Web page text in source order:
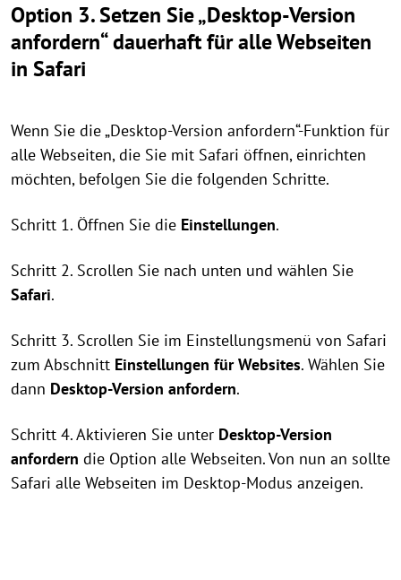
Option 3. Setzen Sie „Desktop-Version
anfordern“ dauerhaft für alle Webseiten
in Safari
Wenn Sie die „Desktop-Version anfordern“-Funktion für
alle Webseiten, die Sie mit Safari öffnen, einrichten
möchten, befolgen Sie die folgenden Schritte.
Schritt 1. Öffnen Sie die Einstellungen.
Schritt 2. Scrollen Sie nach unten und wählen Sie
Safari.
Schritt 3. Scrollen Sie im Einstellungsmenü von Safari
zum Abschnitt Einstellungen für Websites. Wählen Sie
dann Desktop-Version anfordern.
Schritt 4. Aktivieren Sie unter Desktop-Version
anfordern die Option alle Webseiten. Von nun an sollte
Safari alle Webseiten im Desktop-Modus anzeigen.